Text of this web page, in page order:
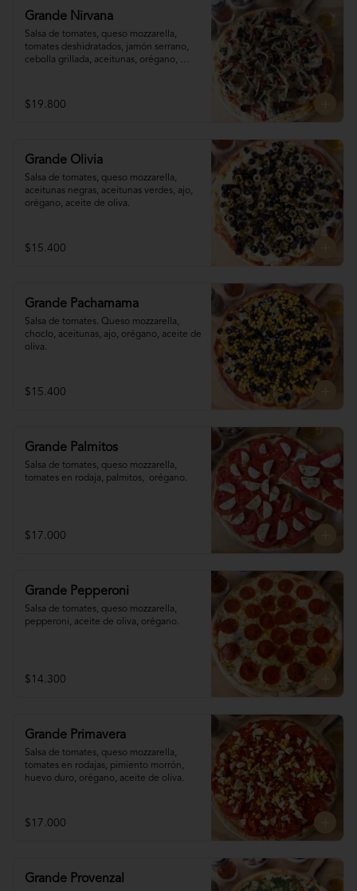
Grande Nirvana
Salsa de tomates, queso mozzarella,
tomates deshidratados, jamón serrano,
cebolla grillada, aceitunas, orégano,
$19.800
Grande Olivia
Salsa de tomates, queso mozzarella,
aceitunas negras, aceitunas verdes, ajo,
orégano, aceite de oliva.
$15.400
Grande Pachamama
Salsa de tomates. Queso mozzarella,
choclo, aceitunas, ajo, orégano, aceite de
oliva.
$15.400
Grande Palmitos
Salsa de tomates, queso mozzarella,
tomates en rodaja, palmitos,  orégano.
$17.000
Grande Pepperoni
Salsa de tomates, queso mozzarella,
pepperoni, aceite de oliva, orégano.
$14.300
Grande Primavera
Salsa de tomates, queso mozzarella,
tomates en rodajas, pimiento morrón,
huevo duro, orégano, aceite de oliva.
$17.000
Grande Provenzal